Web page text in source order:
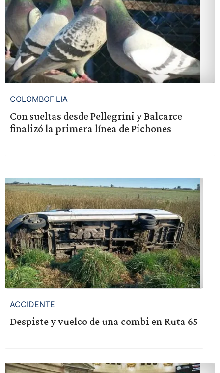
COLOMBOFILIA
Con sueltas desde Pellegrini y Balcarce
finalizó la primera línea de Pichones
ACCIDENTE
Despiste y vuelco de una combi en Ruta 65